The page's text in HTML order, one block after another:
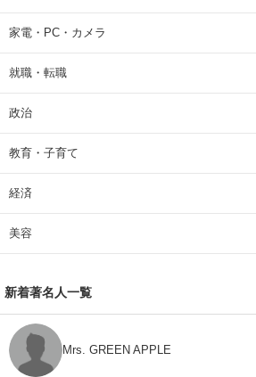
家電・PC・カメラ
就職・転職
政治
教育・子育て
経済
美容
新着著名人一覧
Mrs. GREEN APPLE